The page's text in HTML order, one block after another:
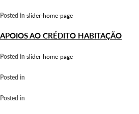
Posted in slider-home-page
APOIOS AO CRÉDITO HABITAÇÃO
Posted in slider-home-page
Posted in
Posted in